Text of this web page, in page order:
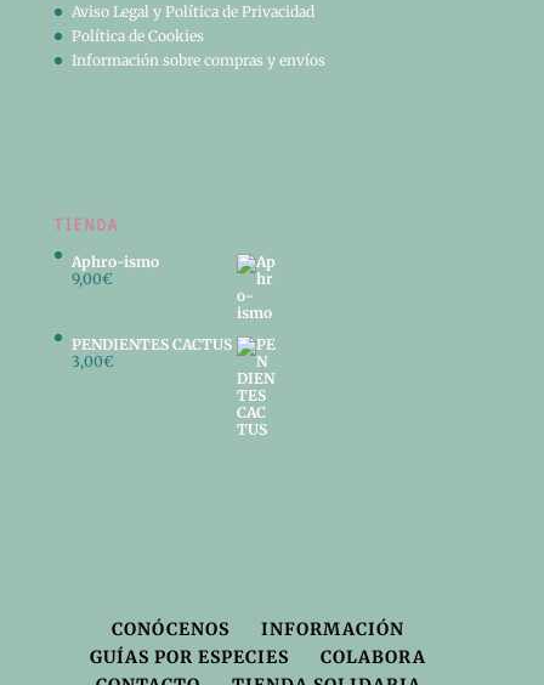
Aviso Legal y Política de Privacidad
Política de Cookies
Información sobre compras y envíos
TIENDA
Aphro-ismo
9,00€
PENDIENTES CACTUS
3,00€
CONÓCENOS
INFORMACIÓN
GUÍAS POR ESPECIES
COLABORA